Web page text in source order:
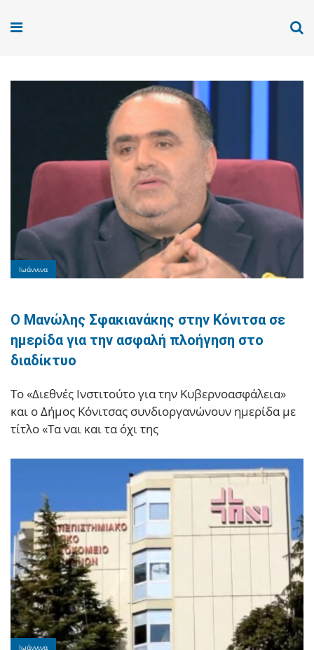
Ιωάννινα
Ο Μανώλης Σφακιανάκης στην Κόνιτσα σε
ημερίδα για την ασφαλή πλοήγηση στο
διαδίκτυο
Το «Διεθνές Ινστιτούτο για την Κυβερνοασφάλεια»
και ο Δήμος Κόνιτσας συνδιοργανώνουν ημερίδα με
τίτλο «Τα ναι και τα όχι της
Ιωάννινα